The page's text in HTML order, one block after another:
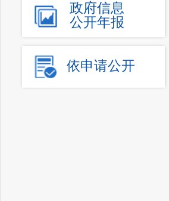
政府信息
公开年报
依申请公开